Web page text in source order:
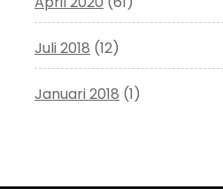
Juli 2018 (12)
Januari 2018 (1)